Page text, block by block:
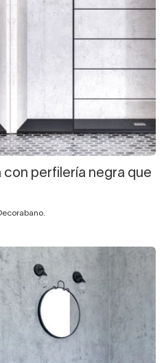
con perfilería negra que